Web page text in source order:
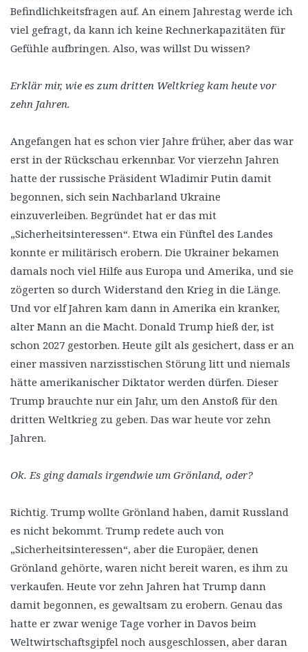
Befindlichkeitsfragen auf. An einem Jahrestag werde ich
viel gefragt, da kann ich keine Rechnerkapazitäten für
Gefühle aufbringen. Also, was willst Du wissen?
Erklär mir, wie es zum dritten Weltkrieg kam heute vor
zehn Jahren.
Angefangen hat es schon vier Jahre früher, aber das war
erst in der Rückschau erkennbar. Vor vierzehn Jahren
hatte der russische Präsident Wladimir Putin damit
begonnen, sich sein Nachbarland Ukraine
einzuverleiben. Begründet hat er das mit
„Sicherheitsinteressen“. Etwa ein Fünftel des Landes
konnte er militärisch erobern. Die Ukrainer bekamen
damals noch viel Hilfe aus Europa und Amerika, und sie
zögerten so durch Widerstand den Krieg in die Länge.
Und vor elf Jahren kam dann in Amerika ein kranker,
alter Mann an die Macht. Donald Trump hieß der, ist
schon 2027 gestorben. Heute gilt als gesichert, dass er an
einer massiven narzisstischen Störung litt und niemals
hätte amerikanischer Diktator werden dürfen. Dieser
Trump brauchte nur ein Jahr, um den Anstoß für den
dritten Weltkrieg zu geben. Das war heute vor zehn
Jahren.
Ok. Es ging damals irgendwie um Grönland, oder?
Richtig. Trump wollte Grönland haben, damit Russland
es nicht bekommt. Trump redete auch von
„Sicherheitsinteressen“, aber die Europäer, denen
Grönland gehörte, waren nicht bereit waren, es ihm zu
verkaufen. Heute vor zehn Jahren hat Trump dann
damit begonnen, es gewaltsam zu erobern. Genau das
hatte er zwar wenige Tage vorher in Davos beim
Weltwirtschaftsgipfel noch ausgeschlossen, aber daran